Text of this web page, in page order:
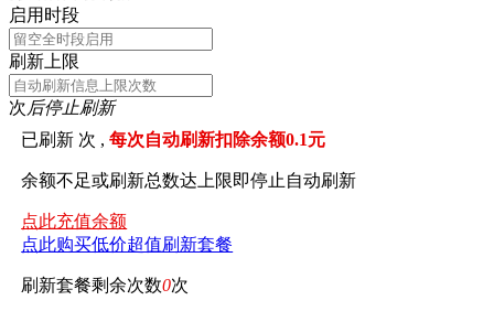
启用时段
刷新上限
次后停止刷新
已刷新 次 ,每次自动刷新扣除余额0.1元
余额不足或刷新总数达上限即停止自动刷新
点此充值余额
点此购买低价超值刷新套餐
刷新套餐剩余次数0次